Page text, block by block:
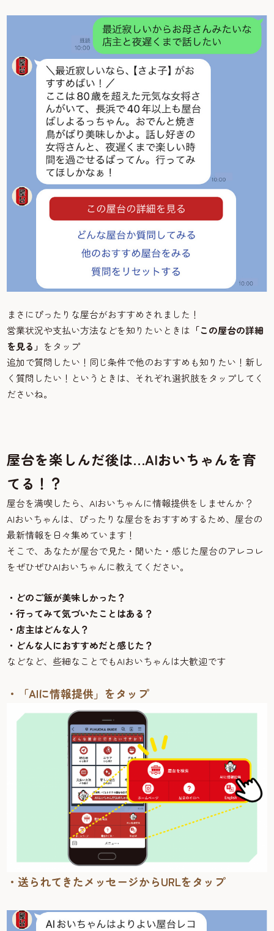
まさにぴったりな屋台がおすすめされました！
営業状況や支払い方法などを知りたいときは 「この屋台の詳細
を見る」 をタップ
追加で質問したい！同じ条件で他のおすすめも知りたい！新し
く質問したい！というときは、それぞれ選択肢をタップしてく
ださいね。
屋台を楽しんだ後は…AIおいちゃんを育
てる！？
屋台を満喫したら、AIおいちゃんに情報提供をしませんか？
AIおいちゃんは、ぴったりな屋台をおすすめするため、屋台の
最新情報を日々集めています！
そこで、あなたが屋台で見た・聞いた・感じた屋台のアレコレ
をぜひぜひAIおいちゃんに教えてください。
・どのご飯が美味しかった？
・行ってみて気づいたことはある？
・店主はどんな人？
・どんな人におすすめだと感じた？
などなど、些細なことでもAIおいちゃんは大歓迎です
・「AIに情報提供」をタップ
・送られてきたメッセージからURLをタップ